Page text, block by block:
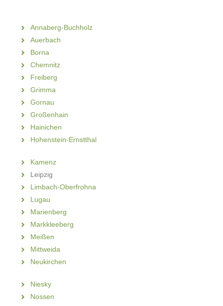
Annaberg-Buchholz
Auerbach
Borna
Chemnitz
Freiberg
Grimma
Gornau
Großenhain
Hainichen
Hohenstein-Ernstthal
Kamenz
Leipzig
Limbach-Oberfrohna
Lugau
Marienberg
Markkleeberg
Meißen
Mittweida
Neukirchen
Niesky
Nossen